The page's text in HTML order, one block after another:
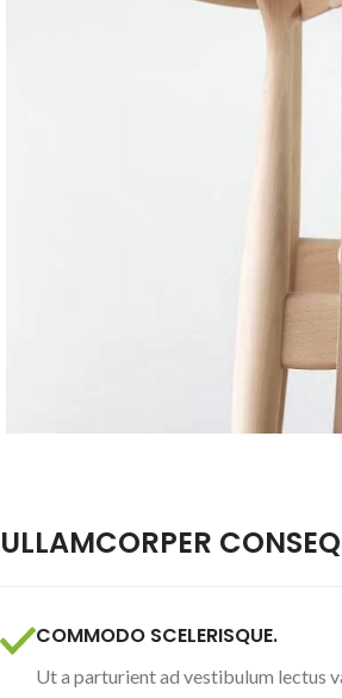
ULLAMCORPER
COMMODO SCELERISQUE.
Ut a parturient ad vestibulum lectus